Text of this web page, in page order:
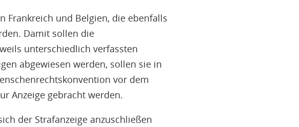
Frankreich und Belgien, die ebenfalls
Damit sollen die
unterschiedlich verfassten
abgewiesen werden, sollen sie in
vor dem
Anzeige gebracht werden.
der Strafanzeige anzuschließen